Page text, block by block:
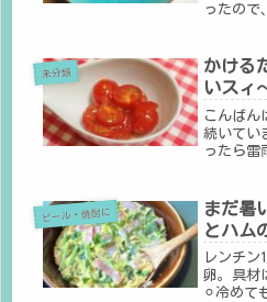
ったので
で 行く
で、私の
美味し
未分類
かける
いスィ
こんば
続いてい
ったら雷
♪我が家
にかけた
で...
ビール・焼酎に
まだ暑
とハム
レンチン
卵。具材
⚪︎冷めて